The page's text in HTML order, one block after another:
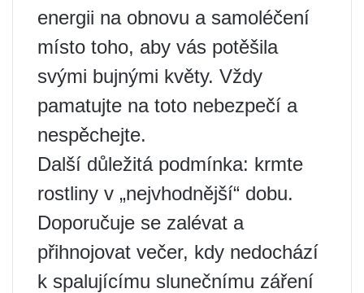
energii na obnovu a samoléčení
místo toho, aby vás potěšila
svými bujnými květy. Vždy
pamatujte na toto nebezpečí a
nespěchejte.
Další důležitá podmínka: krmte
rostliny v „nejvhodnější“ dobu.
Doporučuje se zalévat a
přihnojovat večer, kdy nedochází
k spalujícímu slunečnímu záření